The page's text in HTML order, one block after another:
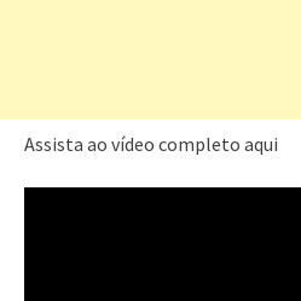
Assista ao vídeo completo aqui